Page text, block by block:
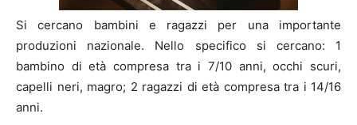
Si cercano bambini e ragazzi per una importante
produzioni nazionale. Nello specifico si cercano: 1
bambino di età compresa tra i 7/10 anni, occhi scuri,
capelli neri, magro; 2 ragazzi di età compresa tra i 14/16
anni.